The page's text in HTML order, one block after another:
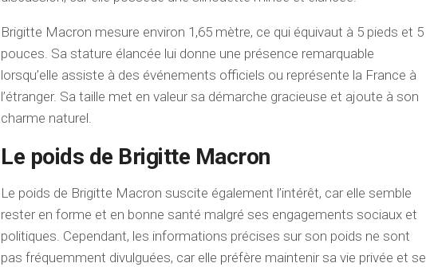
Brigitte Macron mesure environ 1,65 mètre, ce qui équivaut à 5 pieds et 5
pouces. Sa stature élancée lui donne une présence remarquable
lorsqu’elle assiste à des événements officiels ou représente la France à
l’étranger. Sa taille met en valeur sa démarche gracieuse et ajoute à son
charme naturel.
Le poids de Brigitte Macron
Le poids de Brigitte Macron suscite également l’intérêt, car elle semble
rester en forme et en bonne santé malgré ses engagements sociaux et
politiques. Cependant, les informations précises sur son poids ne sont
pas fréquemment divulguées, car elle préfère maintenir sa vie privée et se